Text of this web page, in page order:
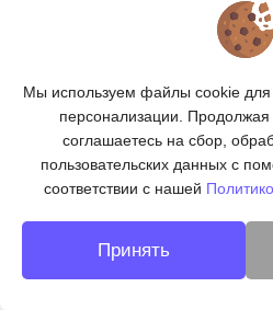
КАТАЛОГ
ПОДПИСКА
© 2026 «ВУДКРАФТ» -
Мы используем файлы cookie для
персонализации. Продолжая
соглашаетесь на сбор,
пользовательских данных с
соответствии с нашей
Принять